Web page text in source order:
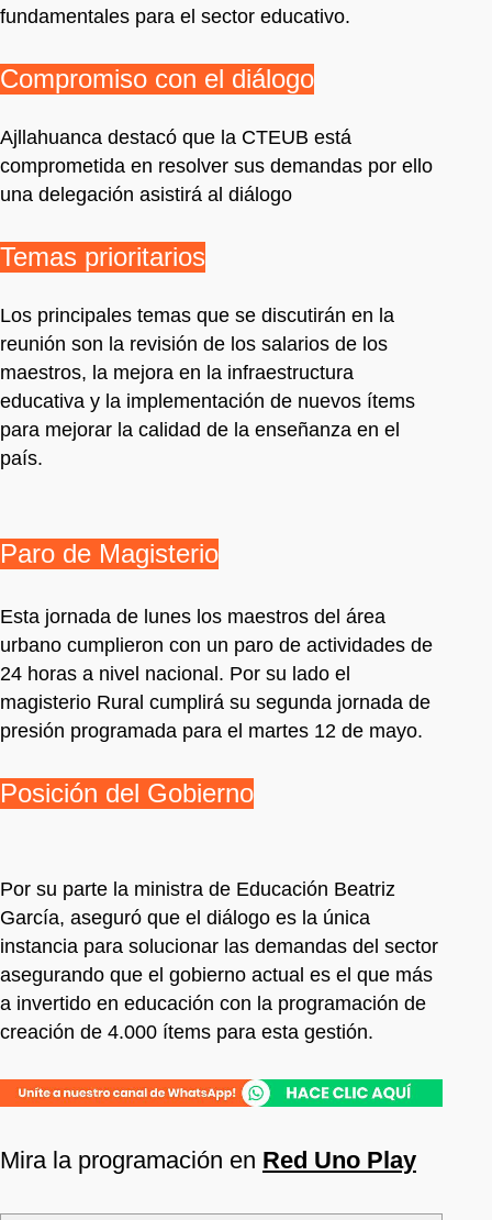
fundamentales para el sector educativo.
Compromiso con el diálogo
Ajllahuanca destacó que la CTEUB está
comprometida en resolver sus demandas por ello
una delegación asistirá al diálogo
Temas prioritarios
Los principales temas que se discutirán en la
reunión son la revisión de los salarios de los
maestros, la mejora en la infraestructura
educativa y la implementación de nuevos ítems
para mejorar la calidad de la enseñanza en el
país.
Paro de Magisterio
Esta jornada de lunes los maestros del área
urbano cumplieron con un paro de actividades de
24 horas a nivel nacional. Por su lado el
magisterio Rural cumplirá su segunda jornada de
presión programada para el martes 12 de mayo.
Posición del Gobierno
Por su parte la ministra de Educación Beatriz
García, aseguró que el diálogo es la única
instancia para solucionar las demandas del sector
asegurando que el gobierno actual es el que más
a invertido en educación con la programación de
creación de 4.000 ítems para esta gestión.
Mira la programación en Red Uno Play